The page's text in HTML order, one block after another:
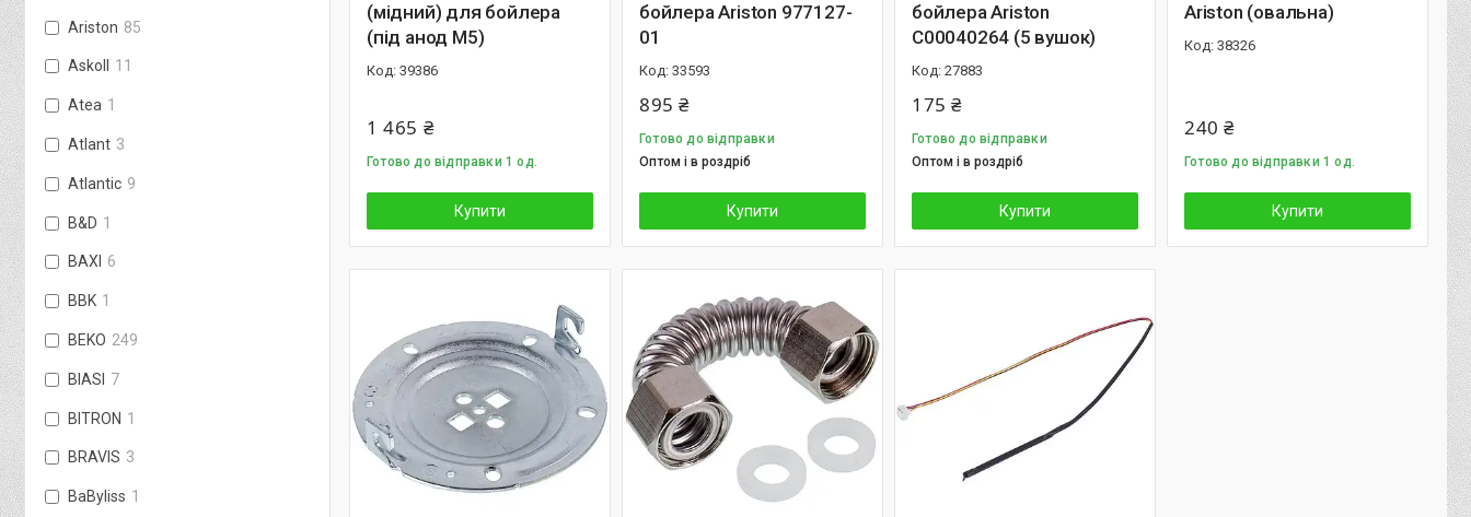
(мідний) для бойлера
(під анод M5)
39386
1 465 ₴
Готово до відправки 1 од.
Купити
бойлера Ariston 977127-
01
33593
895 ₴
Готово до відправки
Оптом і в роздріб
Купити
бойлера Ariston
C00040264 (5 вушок)
27883
175 ₴
Готово до відправки
Оптом і в роздріб
Купити
Ariston (овальна)
38326
240 ₴
Готово до відправки 1 од.
Купити
Ariston 85
Askoll 11
Atea 1
Atlant 3
Atlantic 9
B&D 1
BAXI 6
BBK 1
BEKO 249
BIASI 7
BITRON 1
BRAVIS 3
BaByliss 1